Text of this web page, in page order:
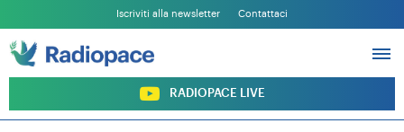
Iscriviti alla newsletter Contattaci
RADIOPACE LIVE
PROGRAMMI
SOSTIENI RADIOPACE